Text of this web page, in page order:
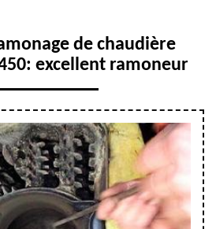
de chaudière
excellent ramoneur